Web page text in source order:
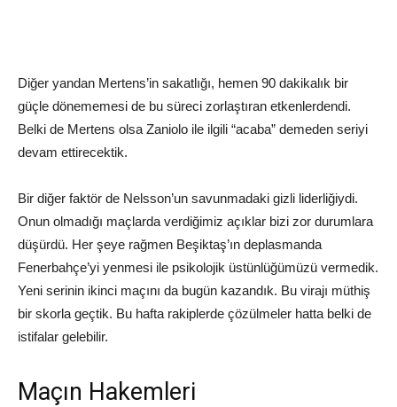
Diğer yandan Mertens’in sakatlığı, hemen 90 dakikalık bir
güçle dönememesi de bu süreci zorlaştıran etkenlerdendi.
Belki de Mertens olsa Zaniolo ile ilgili “acaba” demeden seriyi
devam ettirecektik.
Bir diğer faktör de Nelsson’un savunmadaki gizli liderliğiydi.
Onun olmadığı maçlarda verdiğimiz açıklar bizi zor durumlara
düşürdü. Her şeye rağmen Beşiktaş’ın deplasmanda
Fenerbahçe’yi yenmesi ile psikolojik üstünlüğümüzü vermedik.
Yeni serinin ikinci maçını da bugün kazandık. Bu virajı müthiş
bir skorla geçtik. Bu hafta rakiplerde çözülmeler hatta belki de
istifalar gelebilir.
Maçın Hakemleri